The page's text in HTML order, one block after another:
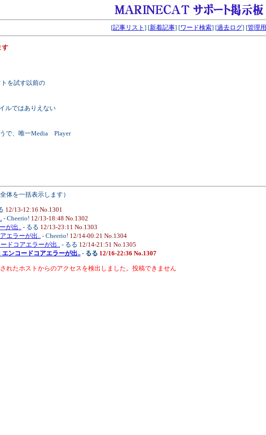
[記事リスト ] [新着記事] [ワード検索] [過去ログ] [管理用
す
を試す以前の
ルではありえない
で、唯一Media Player
体を一括表示します）
12/13-12:16 No.1301
- Cheerio! 12/13-18:48 No.1302
が出..
- るる 12/13-23:11 No.1303
エラーが出..
- Cheerio! 12/14-00:21 No.1304
ドコアエラーが出..
- るる 12/14-21:51 No.1305
エンコードコアエラーが出.. - るる 12/16-22:36 No.1307
れたホストからのアクセスを検出しました。投稿できません